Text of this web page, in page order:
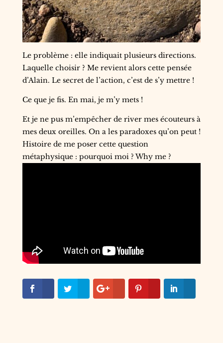
Le problème : elle indiquait plusieurs directions.
Laquelle choisir ? Me revient alors cette pensée
d’Alain. Le secret de l’action, c’est de s’y mettre !
Ce que je fis. En mai, je m’y mets !
Et je ne pus m’empêcher de river mes écouteurs à
mes deux oreilles. On a les paradoxes qu’on peut !
Histoire de me poser cette question
métaphysique : pourquoi moi ? Why me ?